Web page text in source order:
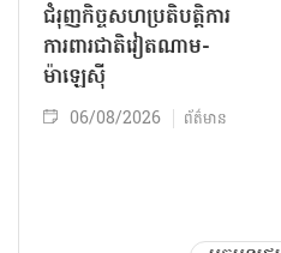
ជំរុញកិច្ចសហប្រតិបត្តិការ
ការពារជាតិវៀតណាម-
ម៉ាឡេស៊ី
06/08/2026 ព័ត៌មាន